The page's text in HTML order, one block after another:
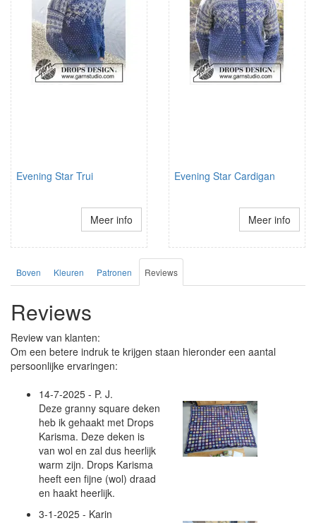
Evening Star Trui
Meer info
Evening Star Cardigan
Meer info
Boven Kleuren Patronen Reviews
Reviews
Review van klanten:
Om een betere indruk te krijgen staan hieronder een aantal
persoonlijke ervaringen:
14-7-2025 - P. J.
Deze granny square deken
heb ik gehaakt met Drops
Karisma. Deze deken is
van wol en zal dus heerlijk
warm zijn. Drops Karisma
heeft een fijne (wol) draad
en haakt heerlijk.
3-1-2025 - Karin